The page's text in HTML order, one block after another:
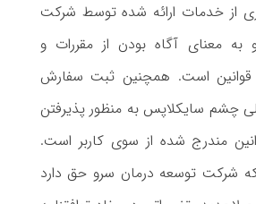
از خدمات ارائه شده توسط شرکت
به معنای آگاه بودن از مقررات و
قوانین است. همچنین ثبت سفارش
چشم سایکلاپس به منظور پذیرفتن
مندرج شده از سوی کاربر است.
شرکت توسعه درمان سرو حق دارد